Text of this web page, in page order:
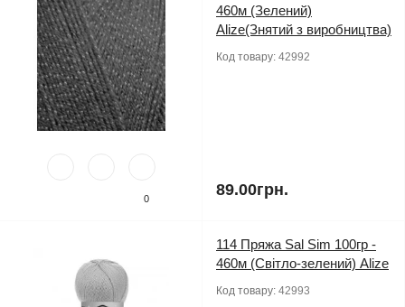
0
460м (Зелений)
Alize(Знятий з виробництва)
Код товару: 42992
89.00грн.
114 Пряжа Sal Sim 100гр -
460м (Світло-зелений) Alize
Код товару: 42993